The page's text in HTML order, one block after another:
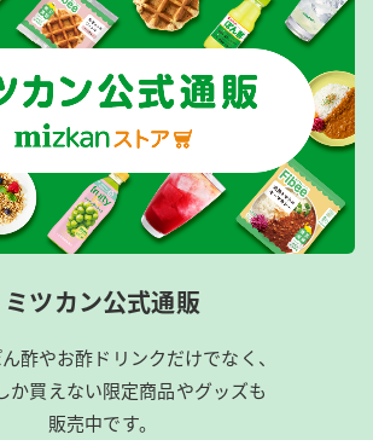
ミツカン公式通販
酢やお酢ドリンクだけでなく、
か買えない限定商品やグッズも
販売中です。